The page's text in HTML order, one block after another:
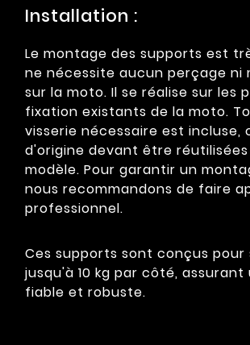
Installation :
Le montage des supports est
ne nécessite aucun perçage ni
sur la moto. Il se réalise sur les
fixation existants de la moto.
visserie nécessaire est incluse,
d'origine devant être réutilisées
modèle. Pour garantir un
nous recommandons de faire
professionnel.
Ces supports sont conçus
jusqu'à 10 kg par côté,
fiable et robuste.